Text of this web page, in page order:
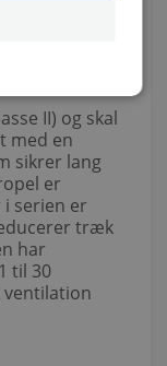
med lavt
drift og
II) og skal
med en
sikrer lang
er
serien er
træk
har
til 30